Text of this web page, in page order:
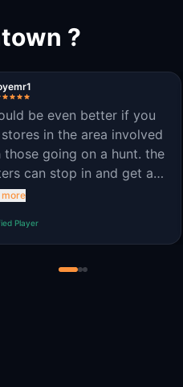
?
be even better if you
in the area involved
those going on a hunt. the
can stop in and get a
from the store, which may
to work together to
more
Player